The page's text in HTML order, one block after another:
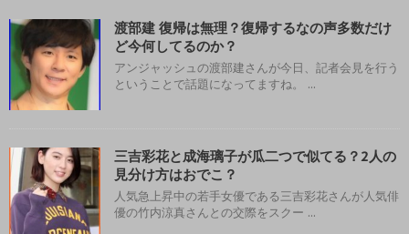
渡部建 復帰は無理？復帰するなの声多数だけ
ど今何してるのか？
アンジャッシュの渡部建さんが今日、記者会見を行う
ということで話題になってますね。 ...
三吉彩花と成海璃子が瓜二つで似てる？2人の
見分け方はおでこ？
人気急上昇中の若手女優である三吉彩花さんが人気俳
優の竹内涼真さんとの交際をスクー ...